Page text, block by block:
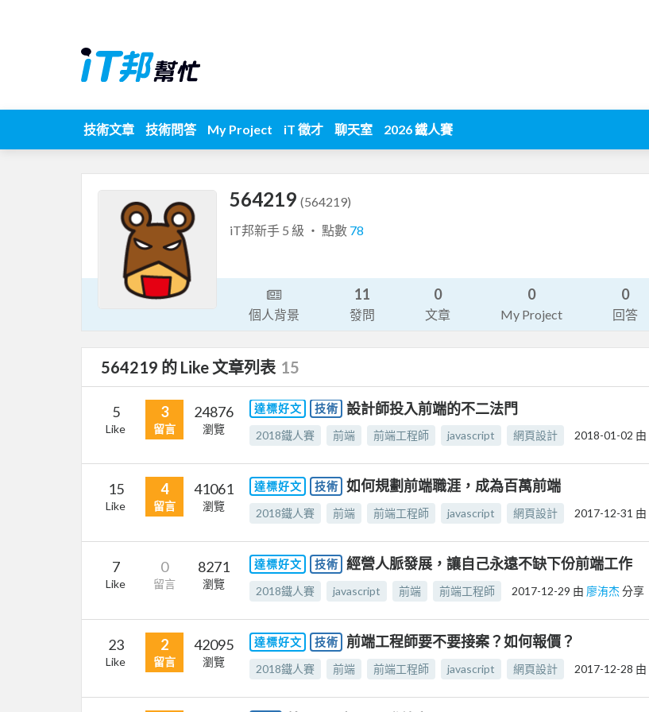
技術文章 技術問答 My Project iT 徵才 聊天室 2026 鐵人賽
564219 (564219)
iT邦新手 5 級 ‧ 點數 78
個人背景
11
發問
0
文章
0
My Project
0
回答
564219 的 Like 文章列表 15
5
Like
3
留言
24876
瀏覽
達標好文 技術 設計師投入前端的不二法門
2018鐵人賽 前端 前端工程師 javascript 網頁設計 2018-01-02 由
15
Like
4
留言
41061
瀏覽
達標好文 技術 如何規劃前端職涯，成為百萬前端
2018鐵人賽 前端 前端工程師 javascript 網頁設計 2017-12-31 由
7
Like
0
留言
8271
瀏覽
達標好文 技術 經營人脈發展，讓自己永遠不缺下份前端工作
2018鐵人賽 javascript 前端 前端工程師 2017-12-29 由 廖洧杰 分享
23
Like
2
留言
42095
瀏覽
達標好文 技術 前端工程師要不要接案？如何報價？
2018鐵人賽 前端 前端工程師 javascript 網頁設計 2017-12-28 由